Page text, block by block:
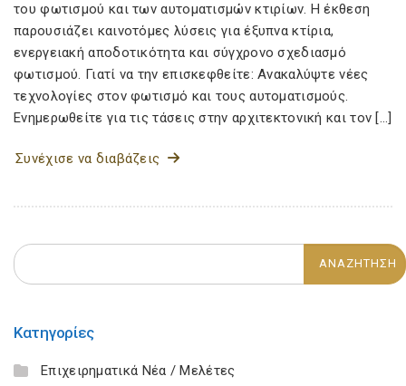
του φωτισμού και των αυτοματισμών κτιρίων. Η έκθεση
παρουσιάζει καινοτόμες λύσεις για έξυπνα κτίρια,
ενεργειακή αποδοτικότητα και σύγχρονο σχεδιασμό
φωτισμού. Γιατί να την επισκεφθείτε: Ανακαλύψτε νέες
τεχνολογίες στον φωτισμό και τους αυτοματισμούς.
Ενημερωθείτε για τις τάσεις στην αρχιτεκτονική και τον […]
Συνέχισε να διαβάζεις
Κατηγορίες
Επιχειρηματικά Νέα / Μελέτες